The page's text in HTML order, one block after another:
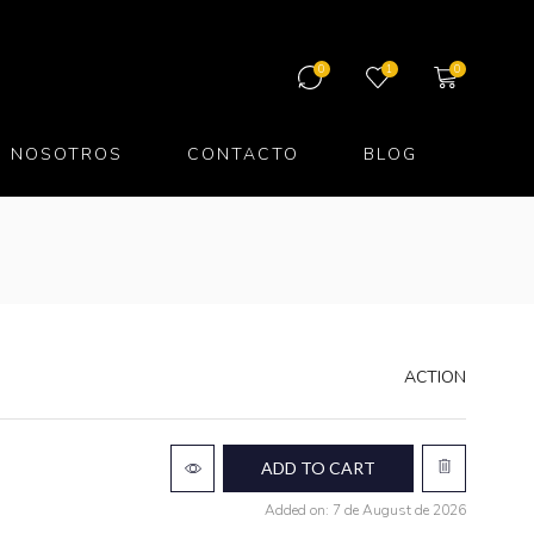
0 1 0
NOSOTROS CONTACTO BLOG
ACTION
ADD TO CART
Added on: 7 de August de 2026